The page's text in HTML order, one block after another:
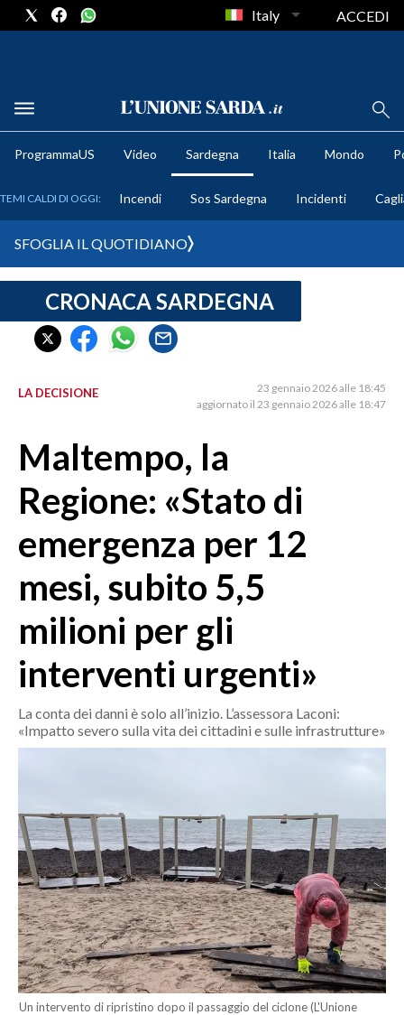
METEO
CRONACA SARDEGNA
CAGLIARI
SULCIS IGLESIENTE
SASSARI E PROVINCIA
GALLURA
NUORO E PROVINCIA
OGLIASTRA
CRONACA
ITALIA
MONDO
POLITICA
LAVORO
BANDI
SPORT IN SARDEGNA
SPORT
RISULTATI E CLASSIFICHE
CALCIO
Italy ACCEDI
ProgrammaUS Video Sardegna Italia Mondo
TEMI CALDI DI OGGI: Incendi Sos Sardegna Incidenti
SFOGLIA IL QUOTIDIANO
CRONACA SARDEGNA
LA DECISIONE
23 gennaio 2026 alle 18:45
aggiornato il 23 gennaio 2026 alle 18:47
Maltempo, la
Regione: «Stato di
emergenza per 12
mesi, subito 5,5
milioni per gli
interventi urgenti»
La conta dei danni è solo all’inizio. L’assessora Laconi:
«Impatto severo sulla vita dei cittadini e sulle infrastrutture»
Un intervento di ripristino dopo il passaggio del ciclone (L'Unione